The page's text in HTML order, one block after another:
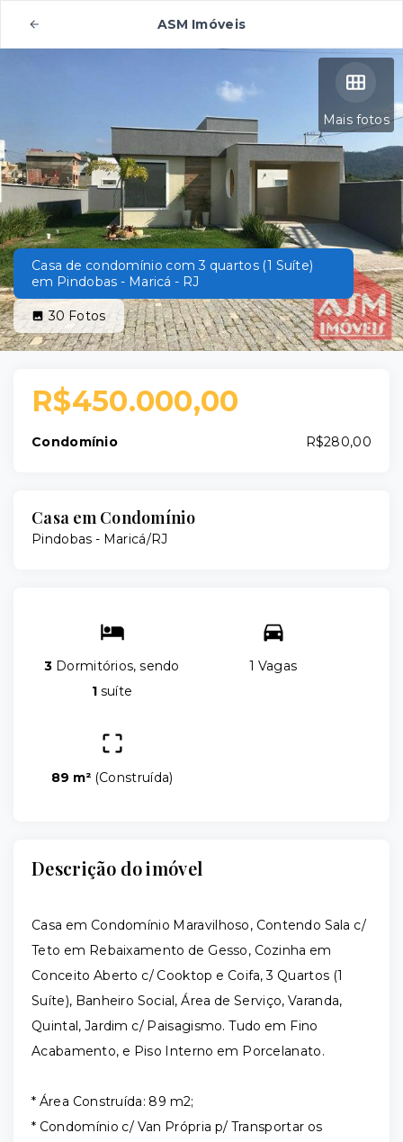
ASM Imóveis
Mais fotos
Casa de condomínio com 3 quartos (1 Suíte)
em Pindobas - Maricá - RJ
30 Fotos
R$450.000,00
Condomínio R$280,00
Casa em Condomínio
Pindobas - Maricá/RJ
3 Dormitórios, sendo
1 suíte
1 Vagas
89 m² (Construída)
Descrição do imóvel
Casa em Condomínio Maravilhoso, Contendo Sala c/
Teto em Rebaixamento de Gesso, Cozinha em
Conceito Aberto c/ Cooktop e Coifa, 3 Quartos (1
Suíte), Banheiro Social, Área de Serviço, Varanda,
Quintal, Jardim c/ Paisagismo. Tudo em Fino
Acabamento, e Piso Interno em Porcelanato.
* Área Construída: 89 m2;
* Condomínio c/ Van Própria p/ Transportar os